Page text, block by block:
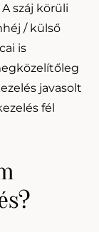
száj körüli
/ külső
is
javasolt
fél